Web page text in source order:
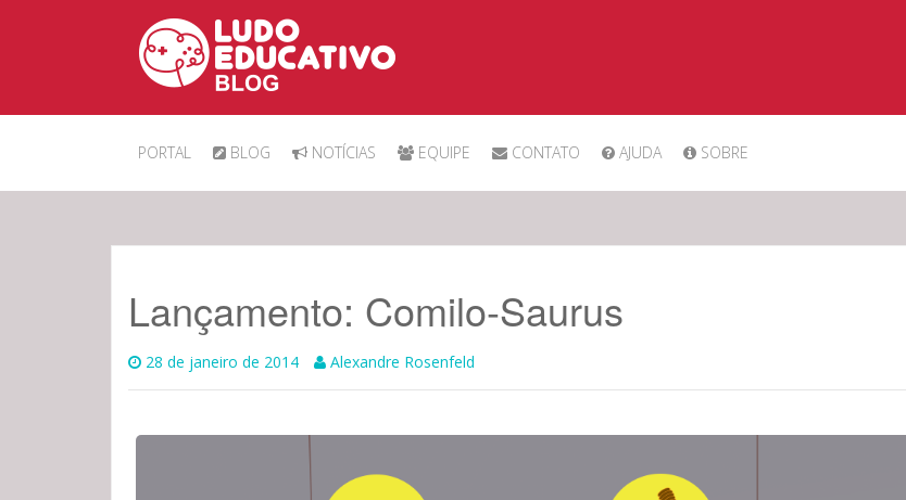
IR PARA O CONTEÚDO.
PORTAL BLOG NOTÍCIAS EQUIPE CONTATO AJUDA SOBRE
Lançamento: Comilo-Saurus
28 de janeiro de 2014 Alexandre Rosenfeld